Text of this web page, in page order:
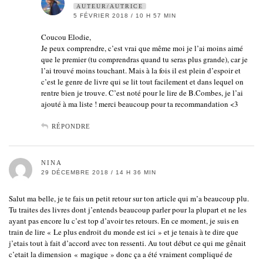
AUTEUR/AUTRICE
5 FÉVRIER 2018 / 10 H 57 MIN
Coucou Elodie,
Je peux comprendre, c’est vrai que même moi je l’ai moins aimé
que le premier (tu comprendras quand tu seras plus grande), car je
l’ai trouvé moins touchant. Mais à la fois il est plein d’espoir et
c’est le genre de livre qui se lit tout facilement et dans lequel on
rentre bien je trouve. C’est noté pour le lire de B.Combes, je l’ai
ajouté à ma liste ! merci beaucoup pour ta recommandation <3
RÉPONDRE
NINA
29 DÉCEMBRE 2018 / 14 H 36 MIN
Salut ma belle, je te fais un petit retour sur ton article qui m’a beaucoup plu.
Tu traites des livres dont j’entends beaucoup parler pour la plupart et ne les
ayant pas encore lu c’est top d’avoir tes retours. En ce moment, je suis en
train de lire « Le plus endroit du monde est ici » et je tenais à te dire que
j’etais tout à fait d’accord avec ton ressenti. Au tout début ce qui me gênait
c’etait la dimension « magique » donc ça a été vraiment compliqué de